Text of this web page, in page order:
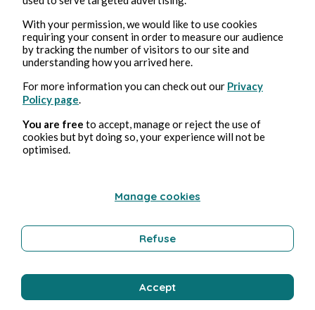
Bernard Ducosson
minuti di lettura
Bernard Ducosson
With your permission, we would like to use cookies
requiring your consent in order to measure our audience
by tracking the number of visitors to our site and
understanding how you arrived here.
For more information you can check out our Privacy
Policy page
You are free to accept, manage or reject the use of
cookies but byt doing so, your experience will not be
optimised.
Manage cookies
Refuse
Accept